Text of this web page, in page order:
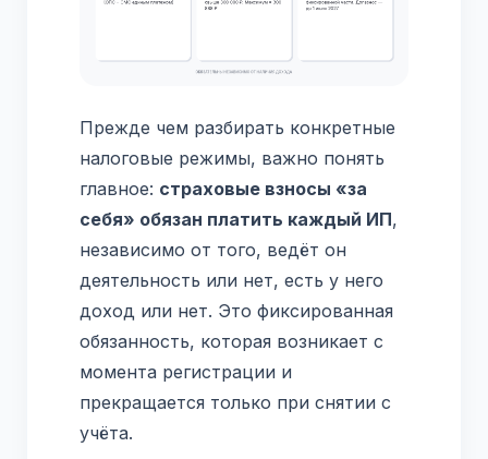
Прежде чем разбирать конкретные
налоговые режимы, важно понять
главное: страховые взносы «за
себя» обязан платить каждый ИП,
независимо от того, ведёт он
деятельность или нет, есть у него
доход или нет. Это фиксированная
обязанность, которая возникает с
момента регистрации и
прекращается только при снятии с
учёта.